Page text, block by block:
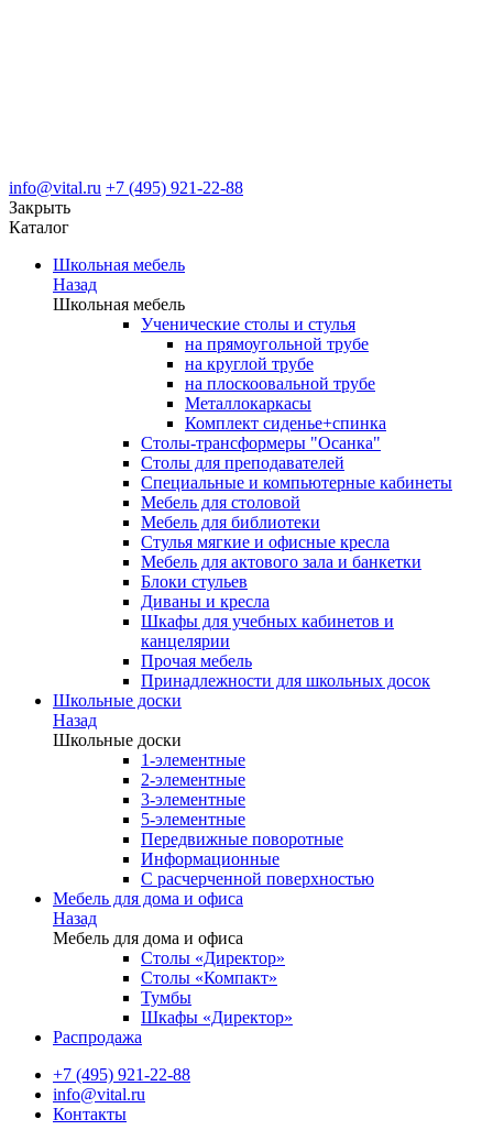
info@vital.ru +7 (495) 921-22-88
Закрыть
Каталог
Школьная мебель
Назад
Школьная мебель
Ученические столы и стулья
на прямоугольной трубе
на круглой трубе
на плоскоовальной трубе
Металлокаркасы
Комплект сиденье+спинка
Столы-трансформеры "Осанка"
Столы для преподавателей
Специальные и компьютерные кабинеты
Мебель для столовой
Мебель для библиотеки
Стулья мягкие и офисные кресла
Мебель для актового зала и банкетки
Блоки стульев
Диваны и кресла
Шкафы для учебных кабинетов и
канцелярии
Прочая мебель
Принадлежности для школьных досок
Школьные доски
Назад
Школьные доски
1-элементные
2-элементные
3-элементные
5-элементные
Передвижные поворотные
Информационные
С расчерченной поверхностью
Мебель для дома и офиса
Назад
Мебель для дома и офиса
Столы «Директор»
Столы «Компакт»
Тумбы
Шкафы «Директор»
Распродажа
+7 (495) 921-22-88
info@vital.ru
Контакты